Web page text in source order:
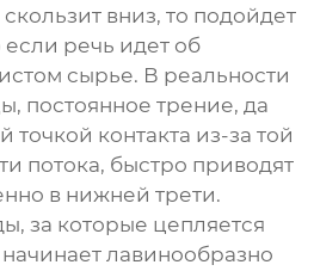
вниз, то подойдет
если речь идет об
сырье. В реальности
постоянное трение, да
контакта из-за той
потока, быстро приводят
в нижней трети.
за которые цепляется
лавинообразно